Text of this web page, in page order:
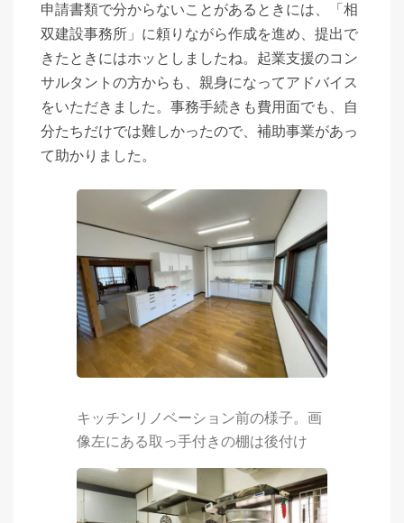
申請書類で分からないことがあるときには、「相
双建設事務所」に頼りながら作成を進め、提出で
きたときにはホッとしましたね。起業支援のコン
サルタントの方からも、親身になってアドバイス
をいただきました。事務手続きも費用面でも、自
分たちだけでは難しかったので、補助事業があっ
て助かりました。
キッチンリノベーション前の様子。画
像左にある取っ手付きの棚は後付け